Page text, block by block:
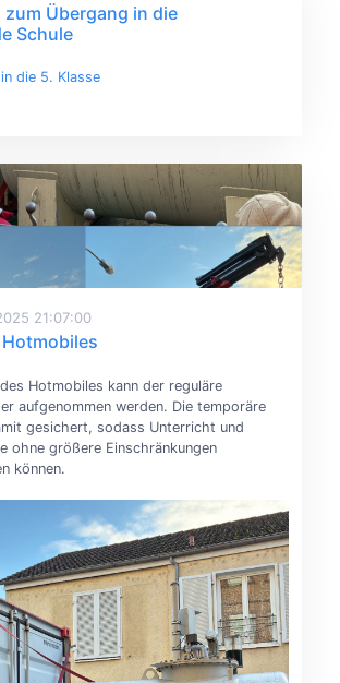
Übergang in die
Schule
die 5. Klasse
21:07:00
Hotmobiles kann der reguläre
aufgenommen werden. Die temporäre
gesichert, sodass Unterricht und
ohne größere Einschränkungen
können.